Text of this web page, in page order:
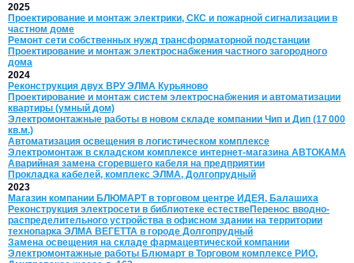
2025
Проектирование и монтаж электрики, СКС и пожарной сигнализации в
частном доме
Ремонт сети собственных нужд трансформаторной подстанции
Проектирование и монтаж электроснабжения частного загородного
дома
2024
Реконструкция двух ВРУ ЭЛМА Курьяново
Проектирование и монтаж систем электроснабжения и автоматизации
квартиры (умный дом)
Электромонтажные работы в новом складе компании Чип и Дип (17 000
кв.м.)
Автоматизация освещения в логистическом комплексе
Электромонтаж в складском комплексе интернет‑магазина АВТОКАМА
Аварийная замена сгоревшего кабеля на предприятии
Прокладка кабелей, комплекс ЭЛМА, Долгопрудный
2023
Магазин компании БЛЮМАРТ в торговом центре ИДЕЯ, Балашиха
Реконструкция электросети в библиотеке естествеПеренос вводно-
распределительного устройства в офисном здании на территории
технопарка ЭЛМА ВЕГЕТТА в городе Долгопрудный
Замена освещения на складе фармацевтической компании
Электромонтажные работы Блюмарт в Торговом комплексе РИО,